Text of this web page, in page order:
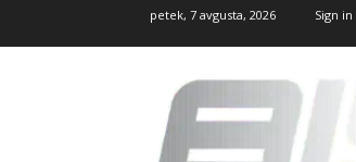
petek, 7 avgusta, 2026 Sign in